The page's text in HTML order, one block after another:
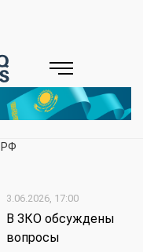
РФ
3.06.2026, 17:00
В ЗКО обсуждены
вопросы